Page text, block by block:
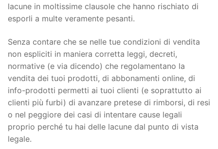
lacune in moltissime clausole che hanno rischiato di
esporli a multe veramente pesanti.
Senza contare che se nelle tue condizioni di vendita
non espliciti in maniera corretta leggi, decreti,
normative (e via dicendo) che regolamentano la
vendita dei tuoi prodotti, di abbonamenti online, di
info-prodotti permetti ai tuoi clienti (e soprattutto ai
clienti più furbi) di avanzare pretese di rimborsi, di resi
o nel peggiore dei casi di intentare cause legali
proprio perché tu hai delle lacune dal punto di vista
legale.